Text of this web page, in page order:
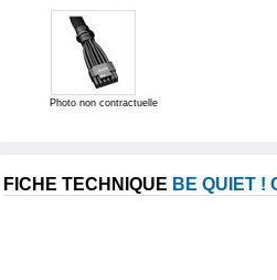
Photo non contractuelle
FICHE TECHNIQUE BE QUIET !